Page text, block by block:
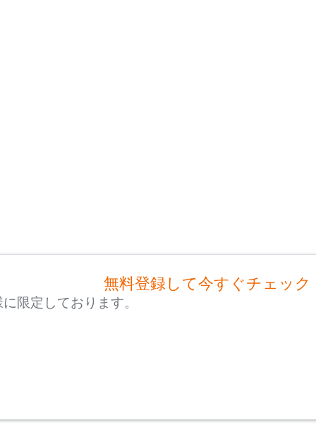
無料登録して今すぐチェック
限定しております。